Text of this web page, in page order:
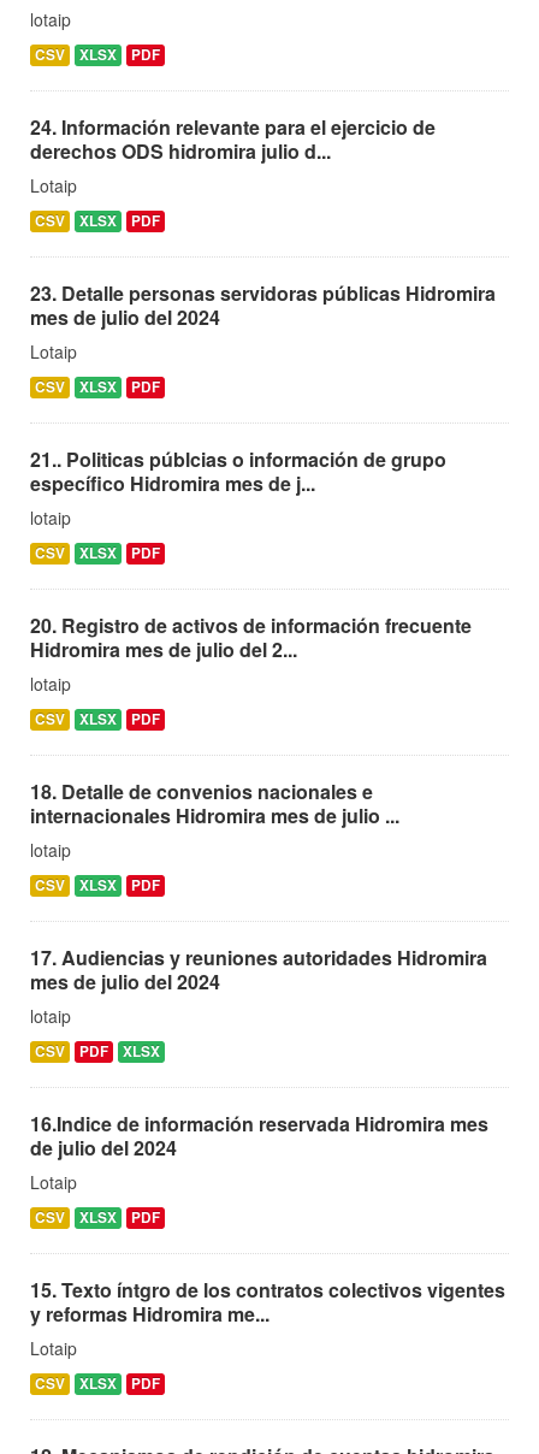
lotaip
CSV XLSX PDF
24. Información relevante para el ejercicio de
derechos ODS hidromira julio d...
Lotaip
CSV XLSX PDF
23. Detalle personas servidoras públicas Hidromira
mes de julio del 2024
Lotaip
CSV XLSX PDF
21.. Politicas públcias o información de grupo
específico Hidromira mes de j...
lotaip
CSV XLSX PDF
20. Registro de activos de información frecuente
Hidromira mes de julio del 2...
lotaip
CSV XLSX PDF
18. Detalle de convenios nacionales e
internacionales Hidromira mes de julio ...
lotaip
CSV XLSX PDF
17. Audiencias y reuniones autoridades Hidromira
mes de julio del 2024
lotaip
CSV PDF XLSX
16.Indice de información reservada Hidromira mes
de julio del 2024
Lotaip
CSV XLSX PDF
15. Texto íntgro de los contratos colectivos vigentes
y reformas Hidromira me...
Lotaip
CSV XLSX PDF